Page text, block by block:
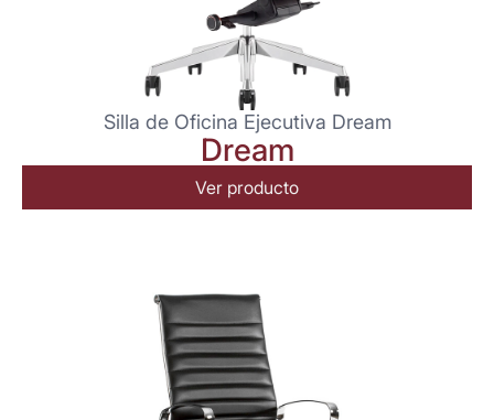
Silla de Oficina Ejecutiva Dream
Dream
Ver producto